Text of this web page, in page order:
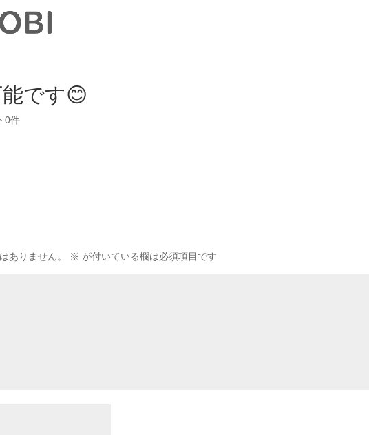
です😊
0件
ありません。 ※ が付いている欄は必須項目です